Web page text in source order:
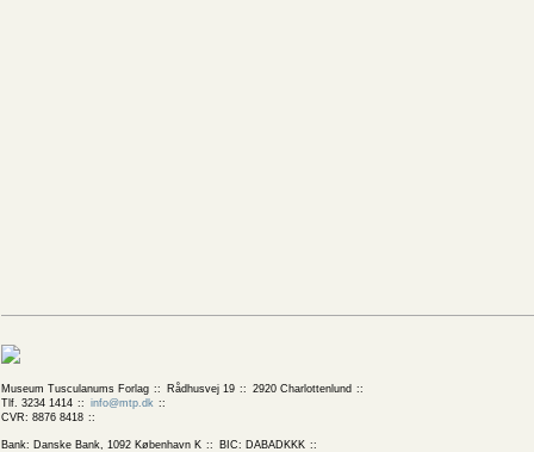
Museum Tusculanums Forlag Rådhusvej 19
2920 Charlottenlund
Tlf. 3234 1414
info@mtp.dk
CVR: 8876 8418
Bank: Danske Bank, 1092 København K
BIC: DABADKKK